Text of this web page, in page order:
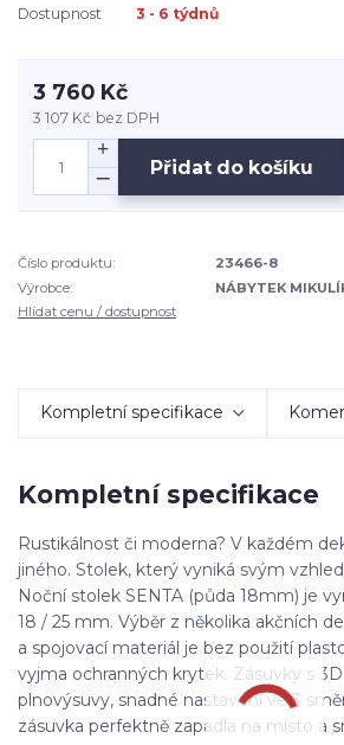
Dostupnost 3 - 6 týdnů
3 760 Kč
3 107 Kč bez DPH
Přidat do košíku
Číslo produktu:
23466-8
Výrobce:
NÁBYTEK
Hlídat cenu / dostupnost
Kompletní specifikace
Kompletní specifikace
Rustikálnost či moderna? V každém
jiného. Stolek, který vyniká svým
Noční stolek SENTA (půda 18mm) je
18 / 25 mm. Výběr z několika akčních
a spojovací materiál je bez použití
vyjma ochranných krytek. Zásuvky s
plnovýsuvy, snadné nastavení ve 3
zásuvka perfektně zapadla na místo a